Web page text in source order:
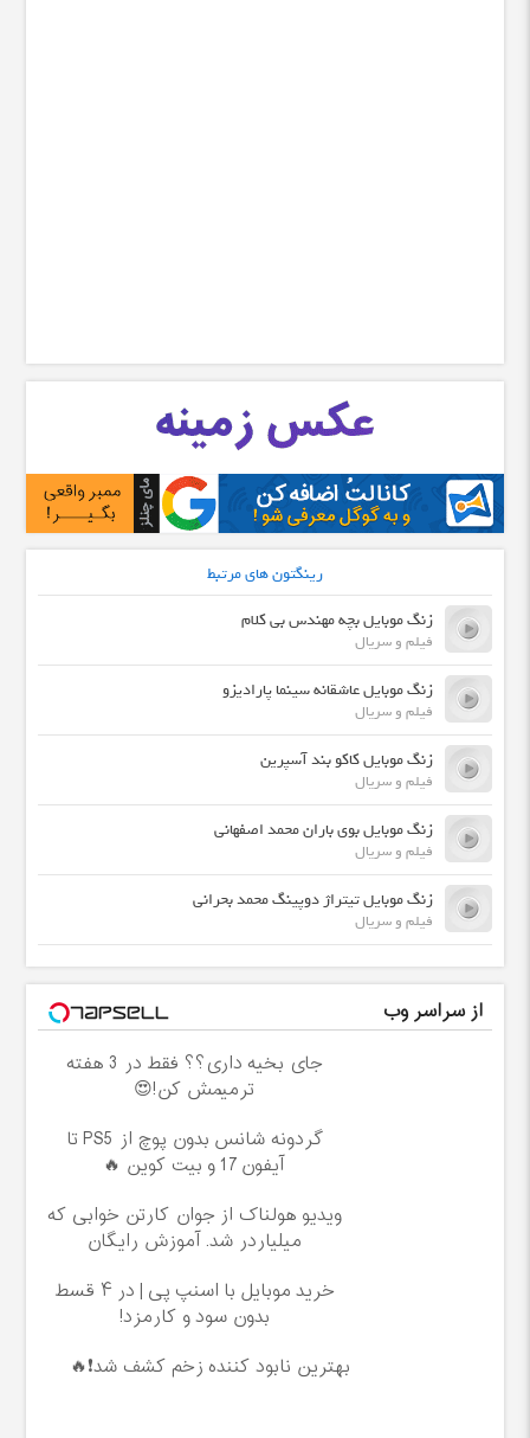
رینگتون های مرتبط
زنگ موبایل بچه مهندس بی کلام
فیلم و سریال
زنگ موبایل عاشقانه سینما پارادیزو
فیلم و سریال
زنگ موبایل کاکو بند آسپرین
فیلم و سریال
زنگ موبایل بوی باران محمد اصفهانی
فیلم و سریال
زنگ موبایل تیتراژ دوپینگ محمد بحرانی
فیلم و سریال
از سراسر وب
جای بخیه داری؟؟ فقط در 3 هفته
ترمیمش کن!😍
گردونه شانس بدون پوچ از PS5 تا
آیفون17 و بیت کوین 🔥
ویدیو هولناک از جوان کارتن خوابی که
میلیاردر شد. آموزش رایگان
خرید موبایل با اسنپ پی | در ۴ قسط
بدون سود و کارمزد!
بهترین نابود کننده زخم کشف شد❗🔥